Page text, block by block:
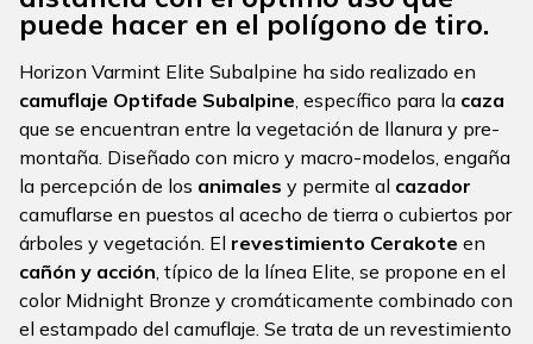
puede hacer en el polígono de tiro.
Horizon Varmint Elite Subalpine ha sido realizado en
camuflaje Optifade Subalpine, específico para la caza
que se encuentran entre la vegetación de llanura y pre-
montaña. Diseñado con micro y macro-modelos, engaña
la percepción de los animales y permite al cazador
camuflarse en puestos al acecho de tierra o cubiertos por
árboles y vegetación. El revestimiento Cerakote en
cañón y acción, típico de la línea Elite, se propone en el
color Midnight Bronze y cromáticamente combinado con
el estampado del camuflaje. Se trata de un revestimiento